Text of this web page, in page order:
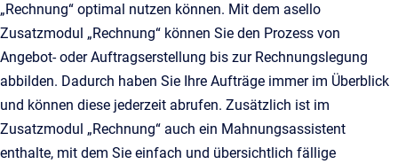
„Rechnung“ optimal nutzen können. Mit dem asello
Zusatzmodul „Rechnung“ können Sie den Prozess von
Angebot- oder Auftragserstellung bis zur Rechnungslegung
abbilden. Dadurch haben Sie Ihre Aufträge immer im Überblick
und können diese jederzeit abrufen. Zusätzlich ist im
Zusatzmodul „Rechnung“ auch ein Mahnungsassistent
enthalte, mit dem Sie einfach und übersichtlich fällige